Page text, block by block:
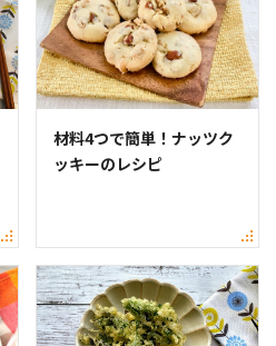
材料4つで簡単！ナッツク
ッキーのレシピ